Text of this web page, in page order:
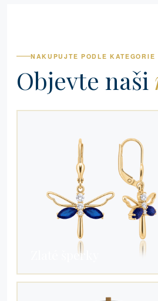
NAKUPUJTE PODLE KATEGORIE
Objevte naši
Zlaté šperky